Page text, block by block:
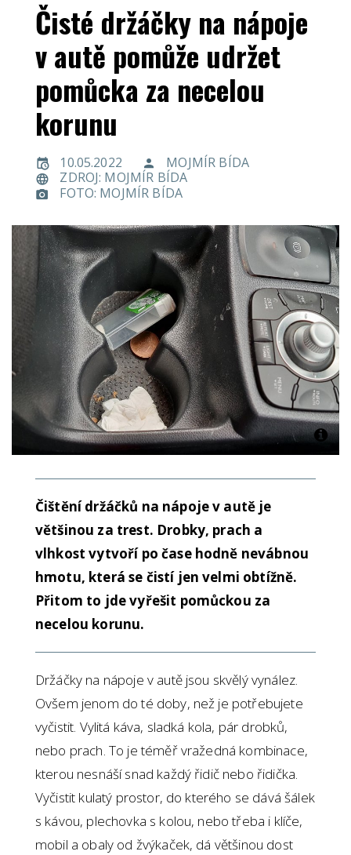
Čisté držáčky na nápoje
v autě pomůže udržet
pomůcka za necelou
korunu
10.05.2022
MOJMÍR BÍDA
ZDROJ: MOJMÍR BÍDA
FOTO: MOJMÍR BÍDA
Čištění držáčků na nápoje v autě je
většinou za trest. Drobky, prach a
vlhkost vytvoří po čase hodně nevábnou
hmotu, která se čistí jen velmi obtížně.
Přitom to jde vyřešit pomůckou za
necelou korunu.
Držáčky na nápoje v autě jsou skvělý vynález.
Ovšem jenom do té doby, než je potřebujete
vyčistit. Vylitá káva, sladká kola, pár drobků,
nebo prach. To je téměř vražedná kombinace,
kterou nesnáší snad každý řidič nebo řidička.
Vyčistit kulatý prostor, do kterého se dává šálek
s kávou, plechovka s kolou, nebo třeba i klíče,
mobil a obaly od žvýkaček, dá většinou dost